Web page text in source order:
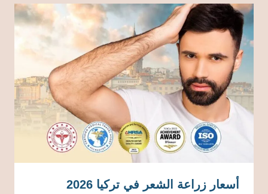
أسعار زراعة الشعر في تركيا 2026